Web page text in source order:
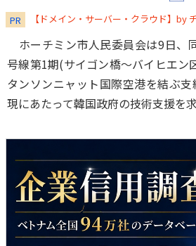
PR 【ドメイン・サーバー・クラウド】by
ホーチミン市人民委員会は9日、
号線第1期(サイゴン橋～バイヒエン
タンソンニャット国際空港を結ぶ
現にあたって韓国政府の技術支援を